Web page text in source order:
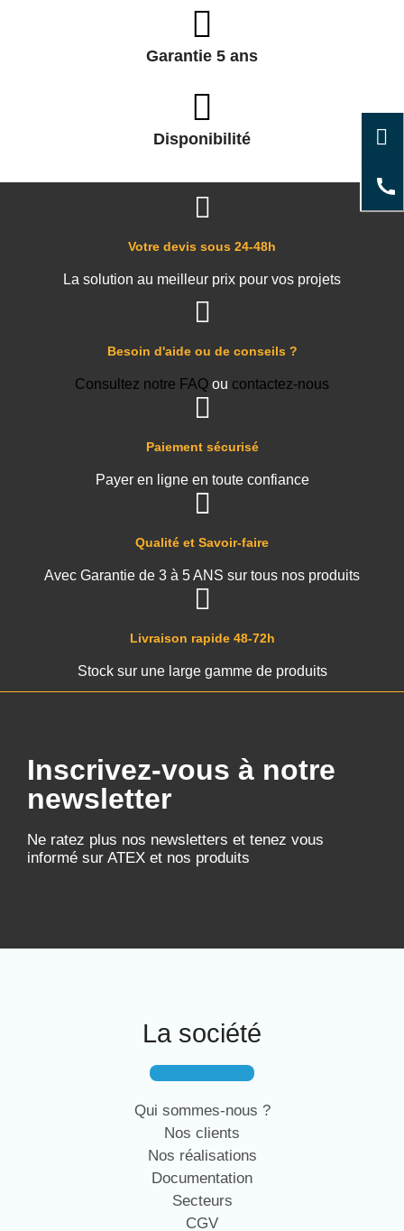
Garantie 5 ans
Disponibilité
Livraison rapide 48-72h
Stock sur une large gamme de produits
Qualité et Savoir-faire
Avec Garantie de 3 à 5 ANS sur tous nos produits
Paiement sécurisé
Payer en ligne en toute confiance
Besoin d'aide ou de conseils ?
Consultez notre FAQ ou contactez-nous
Votre devis sous 24-48h
La solution au meilleur prix pour vos projets
Inscrivez-vous à notre
newsletter
Ne ratez plus nos newsletters et tenez vous
informé sur ATEX et nos produits
La société
Qui sommes-nous ?
Nos clients
Nos réalisations
Documentation
Secteurs
CGV